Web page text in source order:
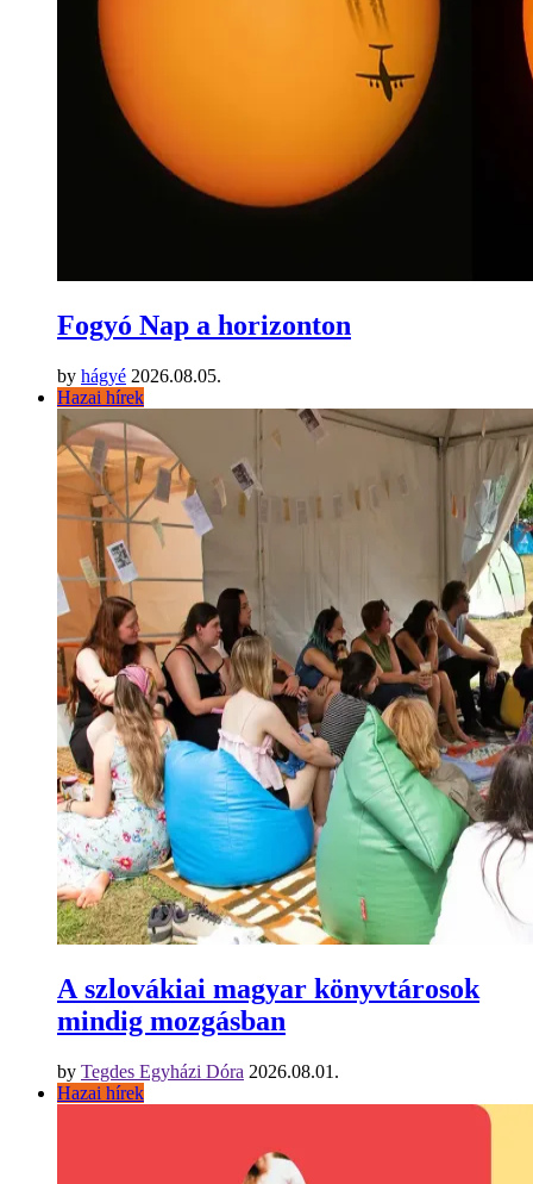
Fogyó Nap a horizonton
by hágyé 2026.08.05.
Hazai hírek
A szlovákiai magyar könyvtárosok
mindig mozgásban
by Tegdes Egyházi Dóra 2026.08.01.
Hazai hírek